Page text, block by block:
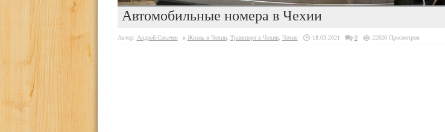
Автомобильные номера в Чехии
Автор: Андрей Секачев в Жизнь в Чехии, Транспорт в Чехии, Чехия 18.03.2021 0 22820 Просмотров